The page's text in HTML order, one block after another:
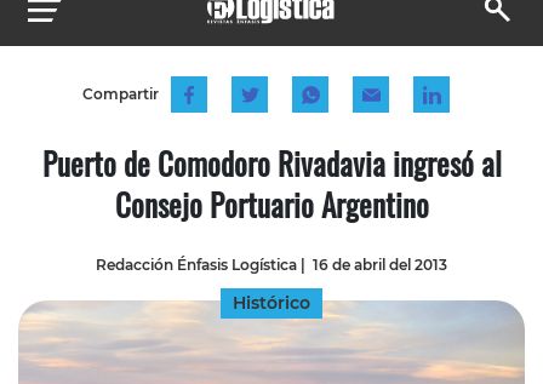
Compartir
Puerto de Comodoro Rivadavia ingresó al
Consejo Portuario Argentino
Redacción Énfasis Logística | 16 de abril del 2013
Histórico